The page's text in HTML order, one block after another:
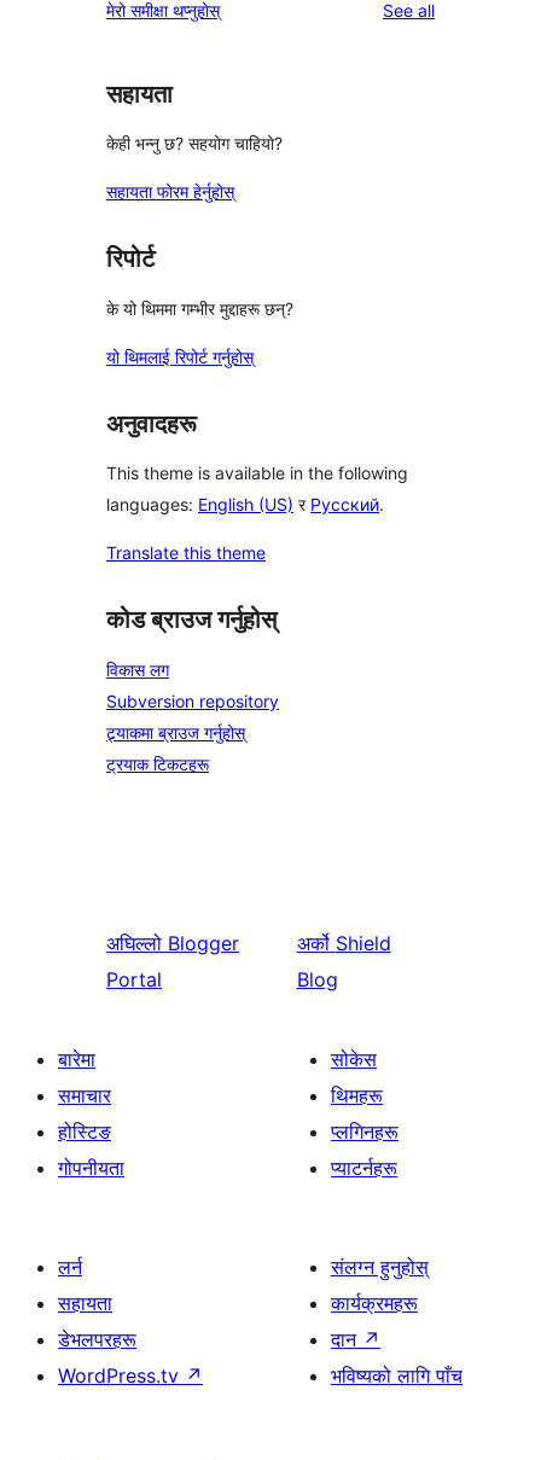
मेरो समीक्षा थप्नुहोस् See allreviews
सहायता
केही भन्नु छ? सहयोग चाहियो?
सहायता फोरम हेर्नुहोस्
रिपोर्ट
के यो थिममा गम्भीर मुद्दाहरू छन्?
यो थिमलाई रिपोर्ट गर्नुहोस्
अनुवादहरू
This theme is available in the following
languages: English (US) र Русский.
Translate this theme
कोड ब्राउज गर्नुहोस्
विकास लग
Subversion repository
ट्र्याकमा ब्राउज गर्नुहोस्
ट्रयाक टिकटहरू
अघिल्लो Blogger
Portal
अर्को Shield
Blog
बारेमा
समाचार
होस्टिङ
गोपनीयता
सोकेस
थिमहरू
प्लगिनहरू
प्याटर्नहरू
लर्न
सहायता
डेभलपरहरू
WordPress.tv ↗
संलग्न हुनुहोस्
कार्यक्रमहरू
दान ↗
भविष्यको लागि पाँच